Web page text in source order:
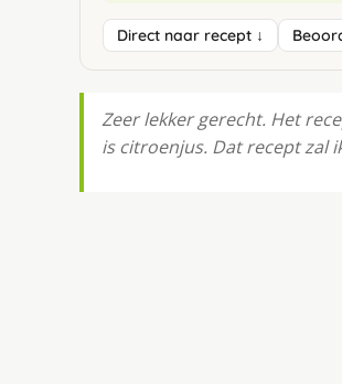
Direct naar recept ↓
Zeer lekker gerecht. Het
is citroenjus. Dat recept zal